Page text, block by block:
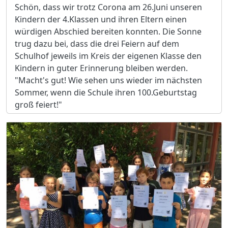
Schön, dass wir trotz Corona am 26.Juni unseren
Kindern der 4.Klassen und ihren Eltern einen
würdigen Abschied bereiten konnten. Die Sonne
trug dazu bei, dass die drei Feiern auf dem
Schulhof jeweils im Kreis der eigenen Klasse den
Kindern in guter Erinnerung bleiben werden.
"Macht's gut! Wie sehen uns wieder im nächsten
Sommer, wenn die Schule ihren 100.Geburtstag
groß feiert!"